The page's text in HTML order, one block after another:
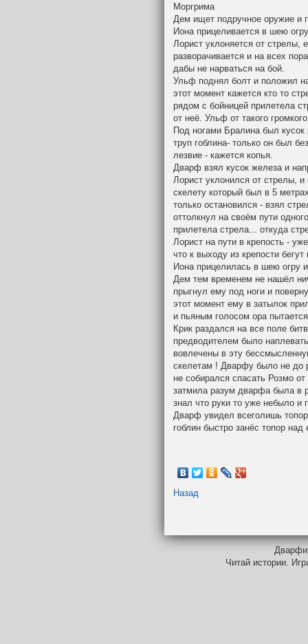
Моргрима
Дем ищет подручное оружие и
Иона прицеливается в шею
Лорист уклоняется от стрелы,
разворачивается и на всех
дабы не нарваться на бой.
Ульф поднял болт и положил
этот момент кажется кто то
рядом с бойницей прилетела
от неё. Ульф от такого
Под ногами Бралина был
труп гоблина- только он был
лезвие - кажется копья.
Дварф взял кусок железа и
Лорист уклонился от стрелы,
скелету который был в 5
только остановился - взял
оттолкнул на своём пути
прилетела стрела... откуда
Лорист на пути в крепость -
что к выходу из крепости
Иона прицелилась в шею огру
Дем тем временем не нашёл
прыгнул ему под ноги и
этот момент ему в затылок
и пьяным голосом ора
Крик раздался на все поле
предводителем было
вовлечены в эту
скелетам ! Дварфу было не до
не собирался спасать Розмо
затмила разум дварфа была в
знал что руки то уже небыло и
Дварф увидел всеголишь
гоблин быстро занёс топор
Назад
Читай истории.